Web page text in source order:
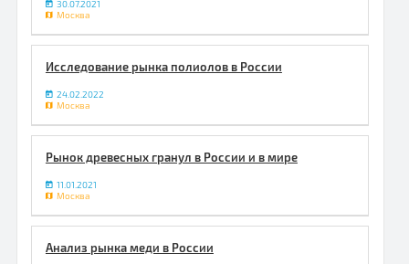
30.07.2021
Москва
Исследование рынка полиолов в России
24.02.2022
Москва
Рынок древесных гранул в России и в мире
11.01.2021
Москва
Анализ рынка меди в России